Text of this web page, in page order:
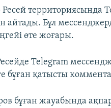
территориясында
Бұл
өте жоғары.
Telegram
бұған қатысты
бұған жауабында